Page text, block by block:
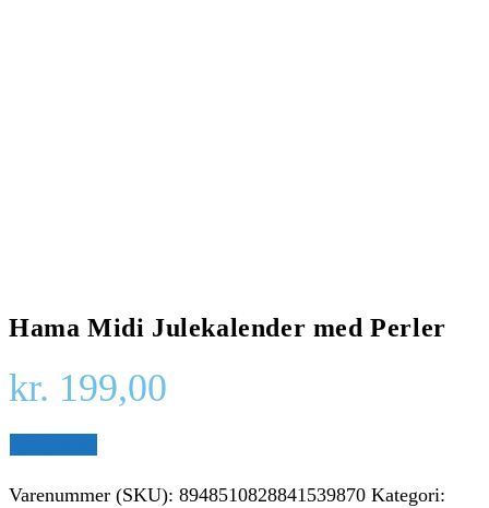
Hama Midi Julekalender med Perler
kr. 199,00
Varenummer (SKU): 8948510828841539870 Kategori: